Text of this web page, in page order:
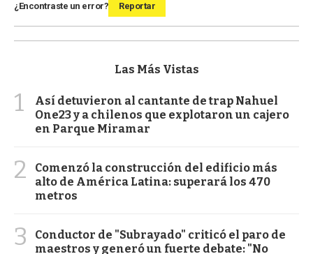
¿Encontraste un error? Reportar
Las Más Vistas
1
Así detuvieron al cantante de trap Nahuel
One23 y a chilenos que explotaron un cajero
en Parque Miramar
2
Comenzó la construcción del edificio más
alto de América Latina: superará los 470
metros
3
Conductor de "Subrayado" criticó el paro de
maestros y generó un fuerte debate: "No